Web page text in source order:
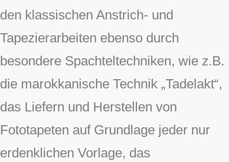
den klassischen Anstrich- und
Tapezierarbeiten ebenso durch
besondere Spachteltechniken, wie z.B.
die marokkanische Technik „Tadelakt“,
das Liefern und Herstellen von
Fototapeten auf Grundlage jeder nur
erdenklichen Vorlage, das